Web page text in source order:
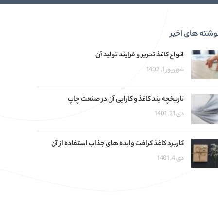
های اخیر
انواع کاغذ تحریر و فرایند تولید آن
شهریور 1, 1402
تاریخچه بند کاغذ و کارایی آن در صنعت چاپ
دی 21, 1401
کاربرد کاغذ کرافت وایده های جذاب استفاده از آن
دی 4, 1401